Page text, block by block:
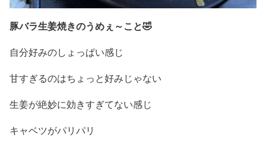
豚バラ生姜焼きのうめぇ～こと🤣
自分好みのしょっぱい感じ
甘すぎるのはちょっと好みじゃない
生姜が絶妙に効きすぎてない感じ
キャベツがパリパリ